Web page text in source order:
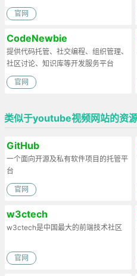
官网
CodeNewbie
提供代码托管、社交编程、组织管理、
社区讨论、知识库等开发服务平台
官网
类似于youtube视频网站的资
GitHub
一个面向开源及私有软件项目的托管平
台
官网
w3ctech
w3ctech是中国最大的前端技术社区
官网